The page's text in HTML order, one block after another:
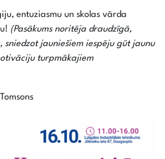
entuziasmu un skolas vārda
(Pasākums noritēja draudzīgā,
sniedzot jauniešiem iespēju gūt jaunu
turpmākajiem